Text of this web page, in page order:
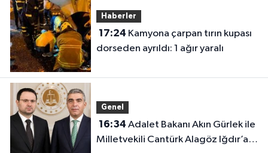
Haberler
17:24
dorseden ayrıldı: 1 ağır yaralı
Genel
16:34
Milletvekili Cantürk Alagöz Iğdır’a